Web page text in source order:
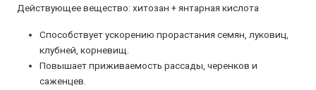
Действующее вещество: хитозан + янтарная кислота
Способствует ускорению прорастания семян, луковиц,
клубней, корневищ.
Повышает приживаемость рассады, черенков и
саженцев.